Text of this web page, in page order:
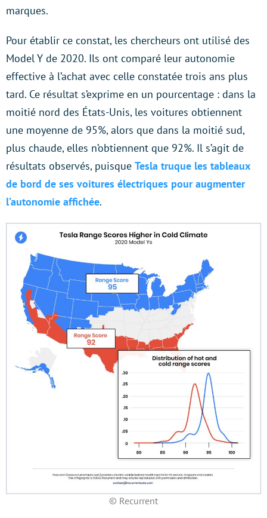
marques.
Pour établir ce constat, les chercheurs ont utilisé des
Model Y de 2020. Ils ont comparé leur autonomie
effective à l’achat avec celle constatée trois ans plus
tard. Ce résultat s’exprime en un pourcentage : dans la
moitié nord des États-Unis, les voitures obtiennent
une moyenne de 95%, alors que dans la moitié sud,
plus chaude, elles n’obtiennent que 92%. Il s’agit de
résultats observés, puisque Tesla truque les tableaux
de bord de ses voitures électriques pour augmenter
l’autonomie affichée.
© Recurrent